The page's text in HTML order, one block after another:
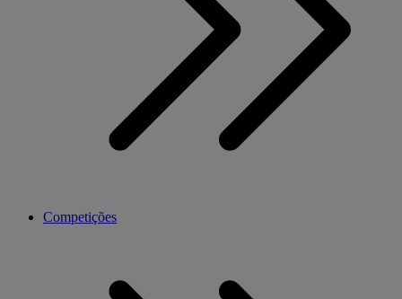
Competições